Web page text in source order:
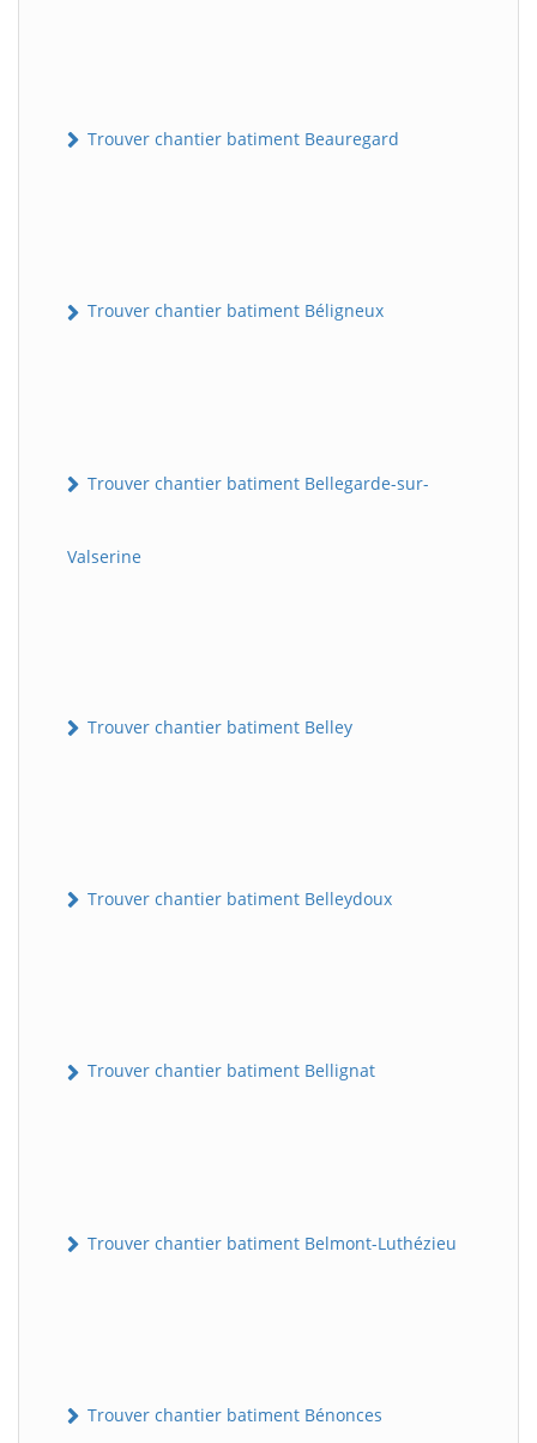
Trouver chantier batiment Beauregard
Trouver chantier batiment Béligneux
Trouver chantier batiment Bellegarde-sur-
Valserine
Trouver chantier batiment Belley
Trouver chantier batiment Belleydoux
Trouver chantier batiment Bellignat
Trouver chantier batiment Belmont-Luthézieu
Trouver chantier batiment Bénonces